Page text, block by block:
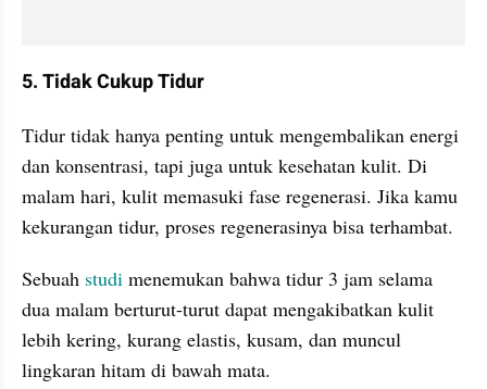
5. Tidak Cukup Tidur
Tidur tidak hanya penting untuk mengembalikan energi
dan konsentrasi, tapi juga untuk kesehatan kulit. Di
malam hari, kulit memasuki fase regenerasi. Jika kamu
kekurangan tidur, proses regenerasinya bisa terhambat.
Sebuah studi menemukan bahwa tidur 3 jam selama
dua malam berturut-turut dapat mengakibatkan kulit
lebih kering, kurang elastis, kusam, dan muncul
lingkaran hitam di bawah mata.